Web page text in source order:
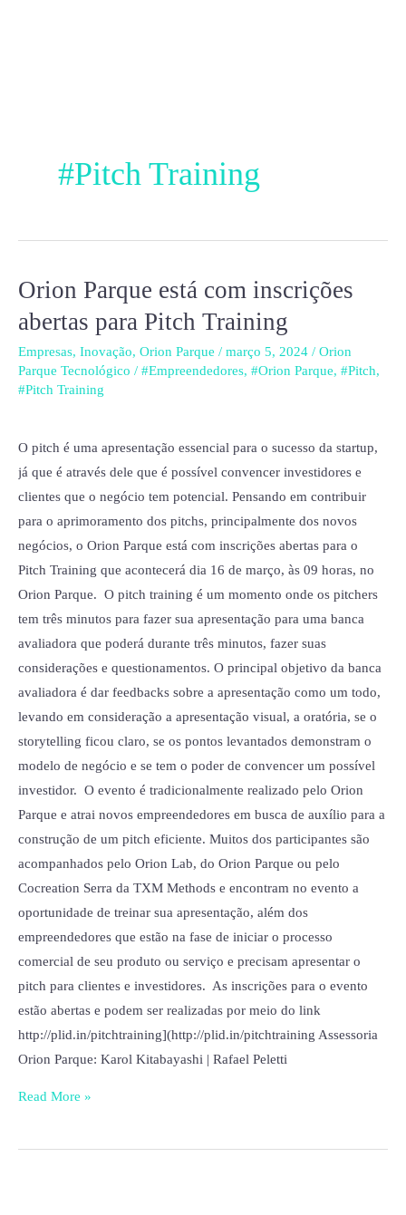
#Pitch Training
Orion Parque está com inscrições
abertas para Pitch Training
Empresas, Inovação, Orion Parque / março 5, 2024 / Orion
Parque Tecnológico / #Empreendedores, #Orion Parque, #Pitch,
#Pitch Training
O pitch é uma apresentação essencial para o sucesso da startup,
já que é através dele que é possível convencer investidores e
clientes que o negócio tem potencial. Pensando em contribuir
para o aprimoramento dos pitchs, principalmente dos novos
negócios, o Orion Parque está com inscrições abertas para o
Pitch Training que acontecerá dia 16 de março, às 09 horas, no
Orion Parque. O pitch training é um momento onde os pitchers
tem três minutos para fazer sua apresentação para uma banca
avaliadora que poderá durante três minutos, fazer suas
considerações e questionamentos. O principal objetivo da banca
avaliadora é dar feedbacks sobre a apresentação como um todo,
levando em consideração a apresentação visual, a oratória, se o
storytelling ficou claro, se os pontos levantados demonstram o
modelo de negócio e se tem o poder de convencer um possível
investidor. O evento é tradicionalmente realizado pelo Orion
Parque e atrai novos empreendedores em busca de auxílio para a
construção de um pitch eficiente. Muitos dos participantes são
acompanhados pelo Orion Lab, do Orion Parque ou pelo
Cocreation Serra da TXM Methods e encontram no evento a
oportunidade de treinar sua apresentação, além dos
empreendedores que estão na fase de iniciar o processo
comercial de seu produto ou serviço e precisam apresentar o
pitch para clientes e investidores. As inscrições para o evento
estão abertas e podem ser realizadas por meio do link
http://plid.in/pitchtraining](http://plid.in/pitchtraining Assessoria
Orion Parque: Karol Kitabayashi | Rafael Peletti
Orion
Parque
está
com
inscrições
Pitch
Training
Read More »